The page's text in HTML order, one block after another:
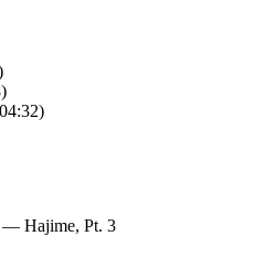
Hajime, Pt. 3